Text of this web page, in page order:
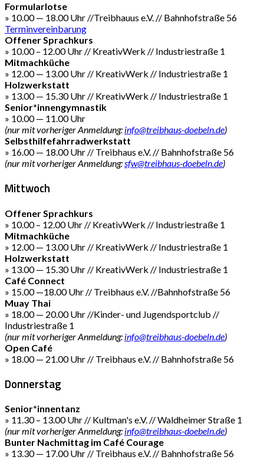
Formularlotse
» 10.00 — 18.00 Uhr //Treibhauus e.V. // Bahnhofstraße 56
Terminvereinbarung
Offener Sprachkurs
» 10.00 – 12.00 Uhr // KreativWerk // Industriestraße 1
Mitmachküche
» 12.00 — 13.00 Uhr // KreativWerk // Industriestraße 1
Holzwerkstatt
» 13.00 — 15.30 Uhr // KreativWerk // Industriestraße 1
Senior*innengymnastik
» 10.00 — 11.00 Uhr
(nur mit vorheriger Anmeldung: info@treibhaus-doebeln.de)
Selbsthilfefahrradwerkstatt
» 16.00 — 18.00 Uhr // Treibhaus e.V. // Bahnhofstraße 56
(nur mit vorheriger Anmeldung:sfw@treibhaus-doebeln.de)
Mittwoch
Offener Sprachkurs
» 10.00 – 12.00 Uhr // KreativWerk // Industriestraße 1
Mitmachküche
» 12.00 — 13.00 Uhr // KreativWerk // Industriestraße 1
Holzwerkstatt
» 13.00 — 15.30 Uhr // KreativWerk // Industriestraße 1
Café Connect
» 15.00 —18.00 Uhr // Treibhaus e.V. //Bahnhofstraße 56
Muay Thai
» 18.00 — 20.00 Uhr //Kinder- und Jugendsportclub //
Industriestraße 1
(nur mit vorheriger Anmeldung: info@treibhaus-doebeln.de)
Open Café
» 18.00 — 21.00 Uhr // Treibhaus e.V. // Bahnhofstraße 56
Donnerstag
Senior*innentanz
» 11.30 – 13.00 Uhr // Kultman's e.V. // Waldheimer Straße 1
(nur mit vorheriger Anmeldung: info@treibhaus-doebeln.de)
Bunter Nachmittag im Café Courage
» 13.30 — 17.00 Uhr // Treibhaus e.V. // Bahnhofstraße 56